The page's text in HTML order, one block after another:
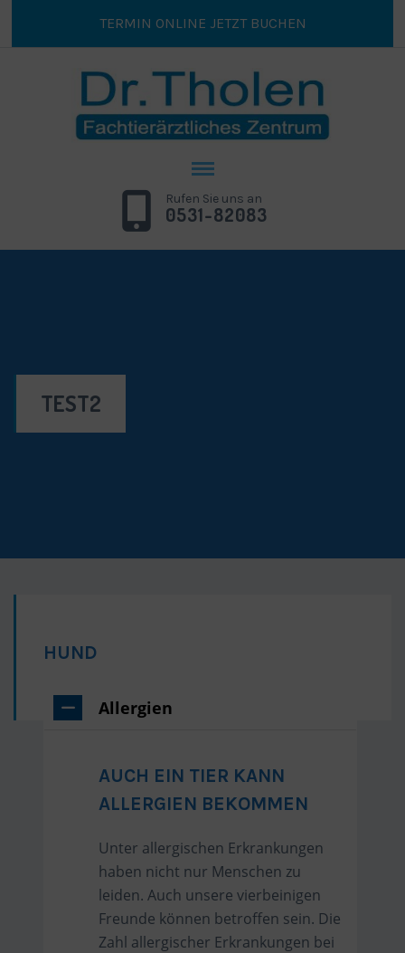
TERMIN ONLINE JETZT BUCHEN
Rufen Sie uns an
0531-82083
TEST2
HUND
Allergien
AUCH EIN TIER KANN
ALLERGIEN BEKOMMEN
Unter allergischen Erkrankungen
haben nicht nur Menschen zu
leiden. Auch unsere vierbeinigen
Freunde können betroffen sein. Die
Zahl allergischer Erkrankungen bei